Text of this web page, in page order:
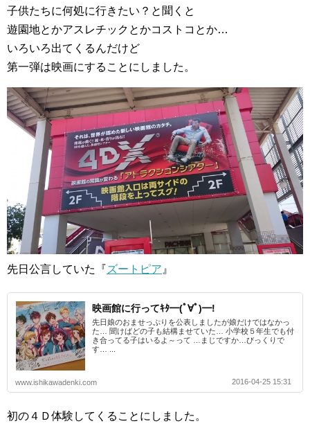
子供たちに何処に行きたい？と聞くと
遊園地とかアスレチックとかコストコとか…
いろいろ出てくるんだけど
第一弾は映画にすることにしました。
先日公言していた『ズートピア 』
映画館に行ってｷﾀ━(ﾟ∀ﾟ)━!
先日娘のおませっぷりを公表しましたが娘だけではなかっ
た… 聞けばどの子も結構ませていた… 小学校５年生でも付
き合ってる子はいるよ～って …まじですか…びっくりで
す… ...
www.ishikawadenki.com 2016-04-25 15:31
初の４Ｄ体験してくることにしました。